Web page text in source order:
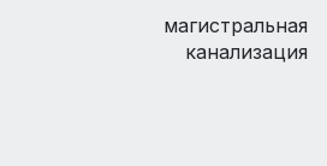
магистральная
канализация